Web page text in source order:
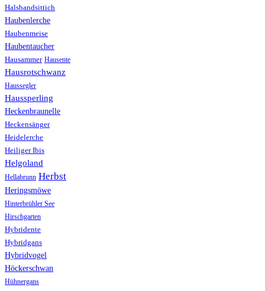
Halsbandsittich
Haubenlerche
Haubenmeise
Haubentaucher
Hausammer Hausente
Hausrotschwanz
Haussegler
Haussperling
Heckenbraunelle
Heckensänger
Heidelerche
Heiliger Ibis
Helgoland
Hellabrunn Herbst
Heringsmöwe
Hinterbrühler See
Hirschgarten
Hybridente
Hybridgans
Hybridvogel
Höckerschwan
Hühnergans